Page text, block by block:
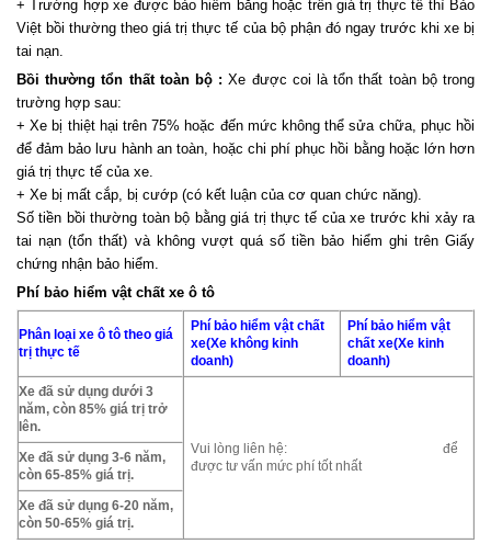
+ Trường hợp xe được bảo hiểm bằng hoặc trên giá trị thực tế thì Bảo
Việt bồi thường theo giá trị thực tế của bộ phận đó ngay trước khi xe bị
tai nạn.
Bồi thường tổn thất toàn bộ : Xe được coi là tổn thất toàn bộ trong
trường hợp sau:
+ Xe bị thiệt hại trên 75% hoặc đến mức không thể sửa chữa, phục hồi
để đảm bảo lưu hành an toàn, hoặc chi phí phục hồi bằng hoặc lớn hơn
giá trị thực tế của xe.
+ Xe bị mất cắp, bị cướp (có kết luận của cơ quan chức năng).
Số tiền bồi thường toàn bộ bằng giá trị thực tế của xe trước khi xảy ra
tai nạn (tổn thất) và không vượt quá số tiền bảo hiểm ghi trên Giấy
chứng nhận bảo hiểm.
Phí bảo hiểm vật chất xe ô tô
Phân loại xe ô tô theo giá
trị thực tế
Phí bảo hiểm vật chất
xe(Xe không kinh
doanh)
Phí bảo hiểm vật
chất xe(Xe kinh
doanh)
Xe đã sử dụng dưới 3
năm, còn 85% giá trị trở
lên.
Vui lòng liên hệ:
để
được tư vấn mức phí tốt nhất
Xe đã sử dụng 3-6 năm,
còn 65-85% giá trị.
Xe đã sử dụng 6-20 năm,
còn 50-65% giá trị.